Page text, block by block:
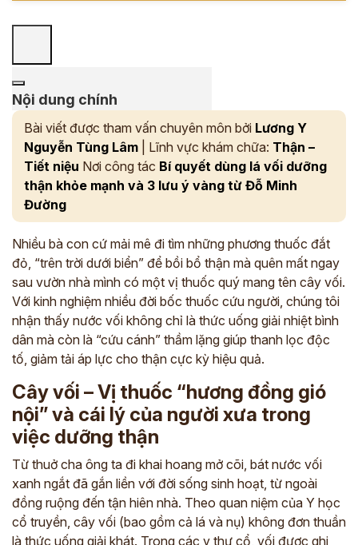
Nội dung chính
Bài viết được tham vấn chuyên môn bởi Lương Y
Nguyễn Tùng Lâm | Lĩnh vực khám chữa: Thận –
Tiết niệu Nơi công tác Bí quyết dùng lá vối dưỡng
thận khỏe mạnh và 3 lưu ý vàng từ Đỗ Minh
Đường
Nhiều bà con cứ mải mê đi tìm những phương thuốc đắt
đỏ, “trên trời dưới biển” để bồi bổ thận mà quên mất ngay
sau vườn nhà mình có một vị thuốc quý mang tên cây vối.
Với kinh nghiệm nhiều đời bốc thuốc cứu người, chúng tôi
nhận thấy nước vối không chỉ là thức uống giải nhiệt bình
dân mà còn là “cứu cánh” thầm lặng giúp thanh lọc độc
tố, giảm tải áp lực cho thận cực kỳ hiệu quả.
Cây vối – Vị thuốc “hương đồng gió
nội” và cái lý của người xưa trong
việc dưỡng thận
Từ thuở cha ông ta đi khai hoang mở cõi, bát nước vối
xanh ngắt đã gắn liền với đời sống sinh hoạt, từ ngoài
đồng ruộng đến tận hiên nhà. Theo quan niệm của Y học
cổ truyền, cây vối (bao gồm cả lá và nụ) không đơn thuần
là thức uống giải khát. Trong các y thư cổ, vối được ghi